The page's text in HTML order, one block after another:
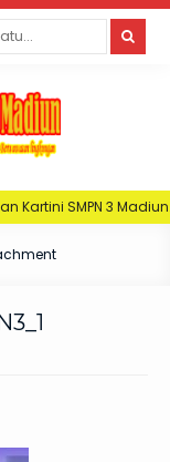
Hari Senin :